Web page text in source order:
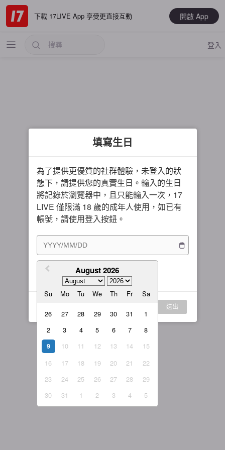
下載 17LIVE App 享受更直接互動 開啟 App
最新
電玩遊戲
大神推薦
男主播
女主播
我的訂閱
繁體中文
繁體中文-香港
日本語
English-US
English-Global
登入
填寫生日
為了提供更優質的社群體驗，未登入的狀
態下，請提供您的真實生日。輸入的生日
將記錄於瀏覽器中，且只能輸入一次，17
LIVE 僅限滿 18 歲的成年人使用，如已有
帳號，請使用登入按鈕。
August 2026
Su Mo Tu We Th Fr Sa
26 27 28 29 30 31
1
2
3 4 5 6 7 8
9 10 11 12 13 14
15
16
17 18 19 20 21
22
23
24 25 26 27 28
29
30
31 1 2 3 4 5
我同意 服務條款與隱私權政策
送出